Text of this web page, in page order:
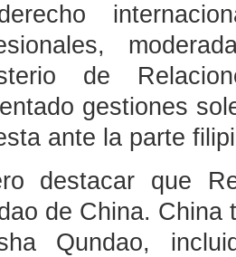
de
gestiones
ante la parte
destacar que
de China. China
Qundao,